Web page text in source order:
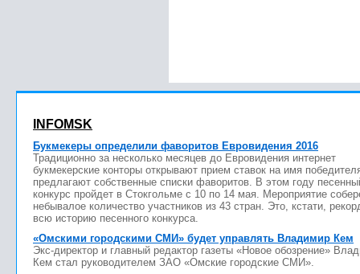
INFOMSK
Букмекеры определили фаворитов Евровидения 2016
Традиционно за несколько месяцев до Евровидения интернет
букмекерские конторы открывают прием ставок на имя
предлагают собственные списки фаворитов. В этом году
конкурс пройдет в Стокгольме с 10 по 14 мая. Мероприятие
небывалое количество участников из 43 стран. Это, кстати,
всю историю песенного конкурса.
«Омскими городскими СМИ» будет управлять Владимир Кем
Экс-директор и главный редактор газеты «Новое обозрение»
Кем стал руководителем ЗАО «Омские городские СМИ».